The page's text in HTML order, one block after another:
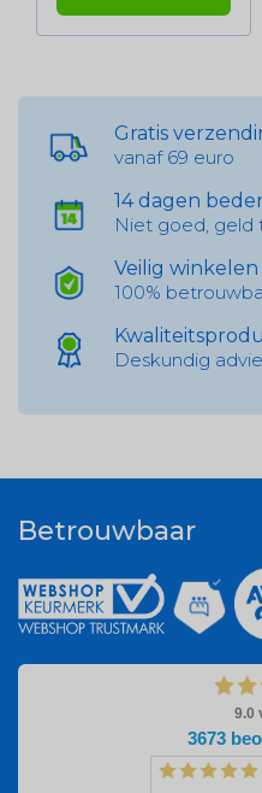
Gratis
vanaf 69 euro
14 dagen
Niet goed, geld
Veilig winkelen
100%
Deskundig
Betrouwbaar